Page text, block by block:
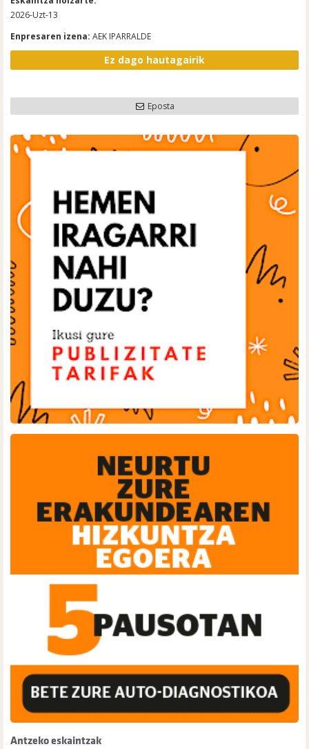
2026-Uzt-13
Enpresaren izena: AEK IPARRALDE
Ez dago hautagairik
Eposta
Antzeko eskaintzak